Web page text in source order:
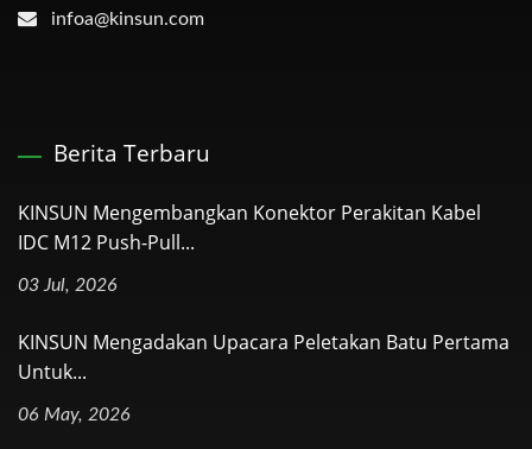
infoa@kinsun.com
Berita Terbaru
KINSUN Mengembangkan Konektor Perakitan Kabel
IDC M12 Push-Pull...
03 Jul, 2026
KINSUN Mengadakan Upacara Peletakan Batu Pertama
Untuk...
06 May, 2026